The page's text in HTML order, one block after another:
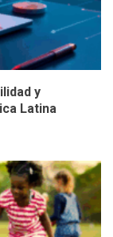
y
Latina